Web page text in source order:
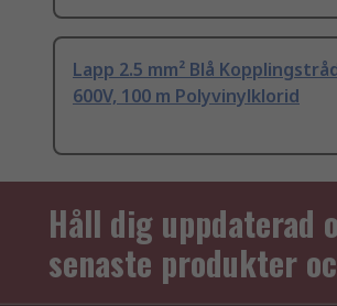
Lapp 2.5 mm² Blå
600V, 100 m Polyvinylklorid
Håll dig uppdaterad
senaste produkter